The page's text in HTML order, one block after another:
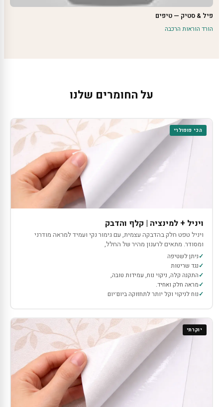
פיל & סטיק — טיפים
הורד הוראות הרכבה
על החומרים שלנו
הכי פופולרי
ויניל + למינציה | קלף והדבק
ויניל טפט חלק בהדבקה עצמית, עם גימור נקי ועמיד למראה מודרני
ומסודר. מתאים לרענון מהיר של החלל,
ניתן לשטיפה
נגד שריטות
התקנה קלה, ניקוי נוח, עמידות טובה,
מראה חלק ואחיד.
נוח לניקוי וקל יותר לתחזוקה ביום־יום
יוקרתי